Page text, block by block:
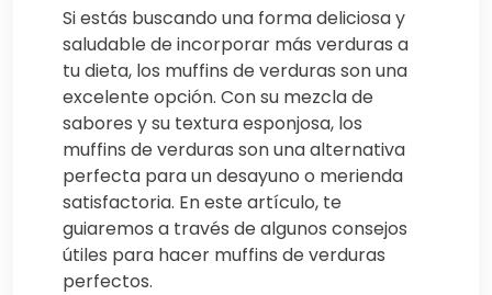
Si estás buscando una forma deliciosa y
saludable de incorporar más verduras a
tu dieta, los muffins de verduras son una
excelente opción. Con su mezcla de
sabores y su textura esponjosa, los
muffins de verduras son una alternativa
perfecta para un desayuno o merienda
satisfactoria. En este artículo, te
guiaremos a través de algunos consejos
útiles para hacer muffins de verduras
perfectos.